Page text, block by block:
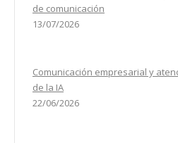
de comunicación
13/07/2026
Comunicación empresarial y
de la IA
22/06/2026